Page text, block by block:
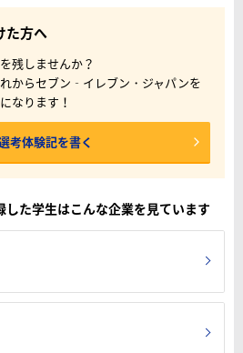
た方へ
残しませんか？
からセブン‐イレブン・ジャパンを
なります！
考体験記を書く
した学生はこんな企業を見ています